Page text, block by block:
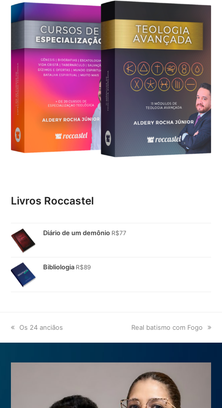
Livros Roccastel
Diário de um demônio R$77
Bibliologia R$89
previous
Os 24 anciãos
next
Real batismo com Fogo